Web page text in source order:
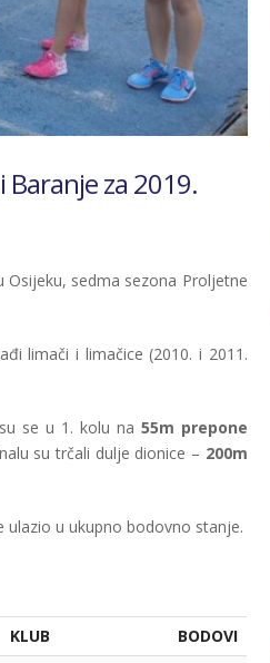
za 2019.
Osijeku, sedma sezona Proljetne
limači i limačice (2010. i 2011.
se u 1. kolu na 55m prepone
su trčali dulje dionice – 200m
ulazio u ukupno bodovno stanje.
KLUB
BODOVI